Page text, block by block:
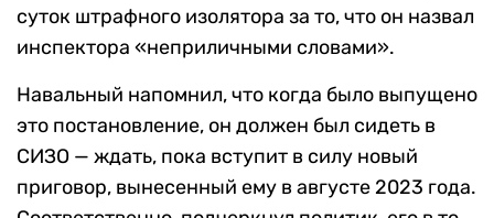
суток штрафного изолятора за то, что он назвал
инспектора «неприличными словами».
Навальный напомнил, что когда было выпущено
это постановление, он должен был сидеть в
СИЗО — ждать, пока вступит в силу новый
приговор, вынесенный ему в августе 2023 года.